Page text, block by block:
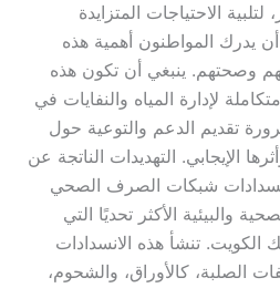
الاحتياجات المتزايدة
يدرك المواطنون أهمية هذه
وصحتهم. ينبغي أن تكون هذه
لإدارة المياه والنفايات في
تقديم الدعم والتوعية حول
الإيجابي. التهديدات الناتجة عن
انسدادات شبكات الصرف الصحي
والبيئية الأكثر تحديًا التي
الكويت. تنشأ هذه الانسدادات
الصلبة، كالأوراق، والشحوم،